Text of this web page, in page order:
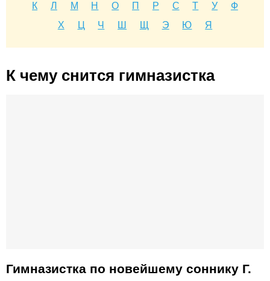
К
Л М Н О П Р С Т У
Ф
Х
Ц Ч Ш Щ Э Ю Я
К чему снится гимназистка
Гимназистка по новейшему соннику Г.